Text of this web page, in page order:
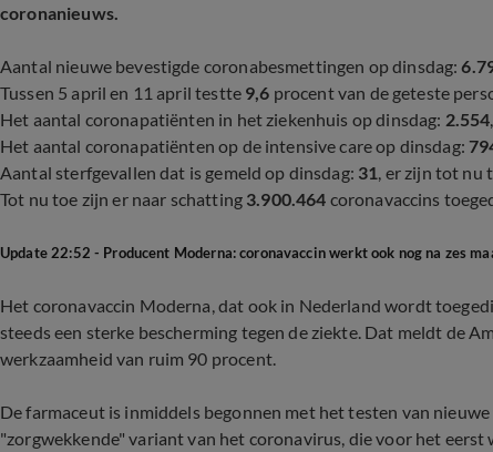
coronanieuws.
Aantal nieuwe bevestigde coronabesmettingen op dinsdag:
Tussen 5 april en 11 april testte9,6 procent van de geteste
Het aantal coronapatiënten in het ziekenhuis op dinsdag: 2.554
Het aantal coronapatiënten op de intensive care op dinsdag:
Aantal sterfgevallen dat is gemeld op dinsdag: 31, er zijn tot nu
Tot nu toe zijn er naar schatting 3.900.464 coronavaccins
Update 22:52 - Producent Moderna: coronavaccin werkt ook nog na zes
Het coronavaccin Moderna, dat ook in Nederland wordt
steeds een sterke bescherming tegen de ziekte. Dat meldt de
werkzaamheid van ruim 90 procent.
De farmaceut is inmiddels begonnen met het testen van
"zorgwekkende" variant van het coronavirus, die voor het